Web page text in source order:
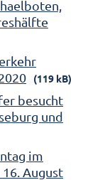
(119 kB)
besucht
und
im
August